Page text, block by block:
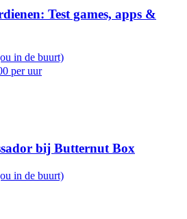
Test games, apps &
in de buurt)
per uur
bij Butternut Box
in de buurt)